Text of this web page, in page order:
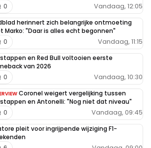
Vandaag, 12:05
0
herinnert zich belangrijke ontmoeting
Marko: "Daar is alles echt begonnen"
Vandaag, 11:15
0
en Red Bull voltooien eerste
van 2026
Vandaag, 10:30
0
Coronel weigert vergelijking tussen
en Antonelli: "Nog niet dat niveau"
Vandaag, 09:45
0
pleit voor ingrijpende wijziging F1-